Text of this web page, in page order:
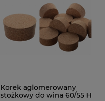
Korek aglomerowany
stożkowy do wina 60/55 H